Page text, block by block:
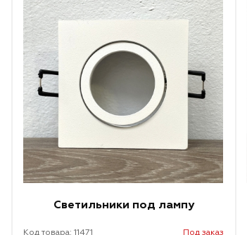
Светильники под лампу
Код товара: 11471 Под заказ